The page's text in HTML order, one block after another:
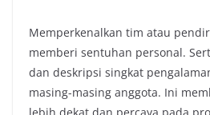
Memperkenalkan tim atau
memberi sentuhan personal.
dan deskripsi singkat
masing-masing anggota. Ini